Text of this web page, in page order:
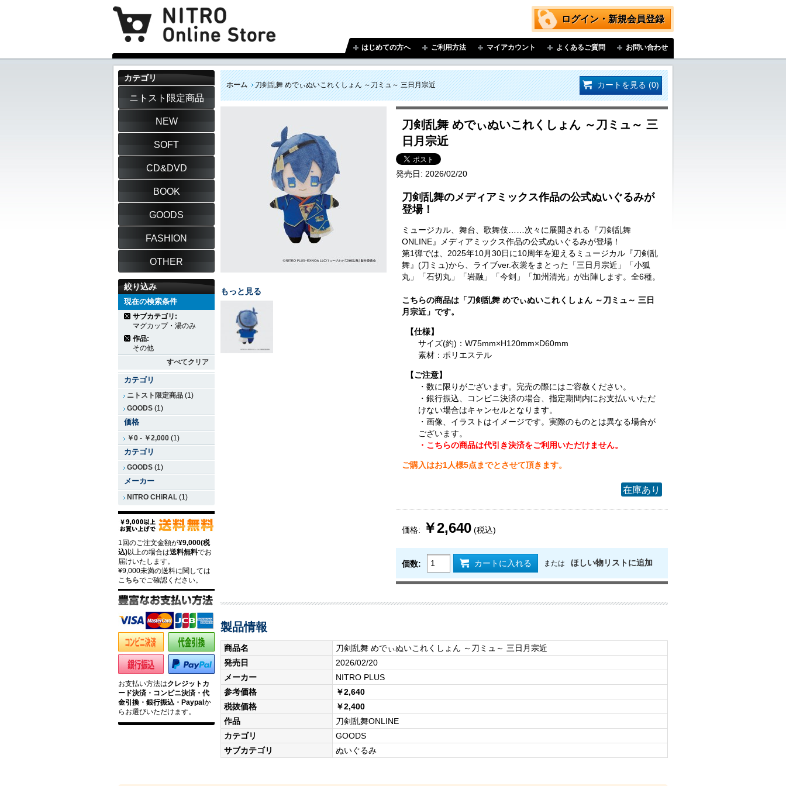
ログイン・新規会員登録
はじめての方へ ご利用方法 マイアカウント よくあるご質問 お問い合わせ
ホーム 刀剣乱舞 めでぃぬいこれくしょん ～刀ミュ～ 三日月宗近 カートを見る (0)
刀剣乱舞 めでぃぬいこれくしょん ～刀ミュ～ 三
日月宗近
発売日: 2026/02/20
刀剣乱舞のメディアミックス作品の公式ぬいぐるみが
登場！
ミュージカル、舞台、歌舞伎……次々に展開される『刀剣乱舞
ONLINE』メディアミックス作品の公式ぬいぐるみが登場！
第1弾では、2025年10月30日に10周年を迎えるミュージカル『刀剣乱
舞』(刀ミュ)から、ライブver.衣裳をまとった「三日月宗近」「小狐
丸」「石切丸」「岩融」「今剣」「加州清光」が出陣します。全6種。
こちらの商品は「刀剣乱舞 めでぃぬいこれくしょん ～刀ミュ～ 三日
月宗近」です。
【仕様】
サイズ(約)：W75mm×H120mm×D60mm
素材：ポリエステル
【ご注意】
・数に限りがございます。完売の際にはご容赦ください。
・銀行振込、コンビニ決済の場合、指定期間内にお支払いいただ
けない場合はキャンセルとなります。
・画像、イラストはイメージです。実際のものとは異なる場合が
ございます。
・こちらの商品は代引き決済をご利用いただけません。
ご購入はお1人様5点までとさせて頂きます。
在庫あり
価格: ￥2,640 (税込)
個数: カートに入れる または ほしい物リストに追加
もっと見る
製品情報
商品名
刀剣乱舞 めでぃぬいこれくしょん ～刀ミュ～ 三日月宗近
発売日
2026/02/20
メーカー
NITRO PLUS
参考価格
￥2,640
税抜価格
￥2,400
作品
刀剣乱舞ONLINE
カテゴリ
GOODS
サブカテゴリ
ぬいぐるみ
カテゴリ
ニトスト限定商品
NEW
SOFT
CD&DVD
BOOK
GOODS
FASHION
OTHER
絞り込み
現在の検索条件
サブカテゴリ:
マグカップ・湯のみ
作品:
その他
すべてクリア
カテゴリ
ニトスト限定商品 (1)
GOODS (1)
価格
￥0 - ￥2,000 (1)
カテゴリ
GOODS (1)
メーカー
NITRO CHiRAL (1)
1回のご注文金額が¥9,000(税
込)以上の場合は送料無料でお
届けいたします。
¥9,000未満の送料に関しては
こちらでご確認ください。
お支払い方法はクレジットカ
ード決済・コンビニ決済・代
金引換・銀行振込・Paypalか
らお選びいただけます。